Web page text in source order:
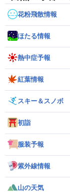
花粉飛散情報
ほたる情報
熱中症予報
紅葉情報
スキー＆スノボ
初詣
服装予報
紫外線情報
山の天気